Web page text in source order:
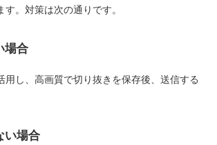
。対策は次の通りです。
場合
用し、高画質で切り抜きを保存後、送信する
い場合